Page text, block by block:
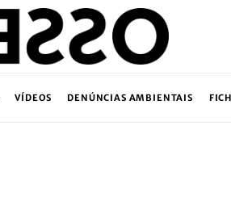
VÍDEOS DENÚNCIAS AMBIENTAIS